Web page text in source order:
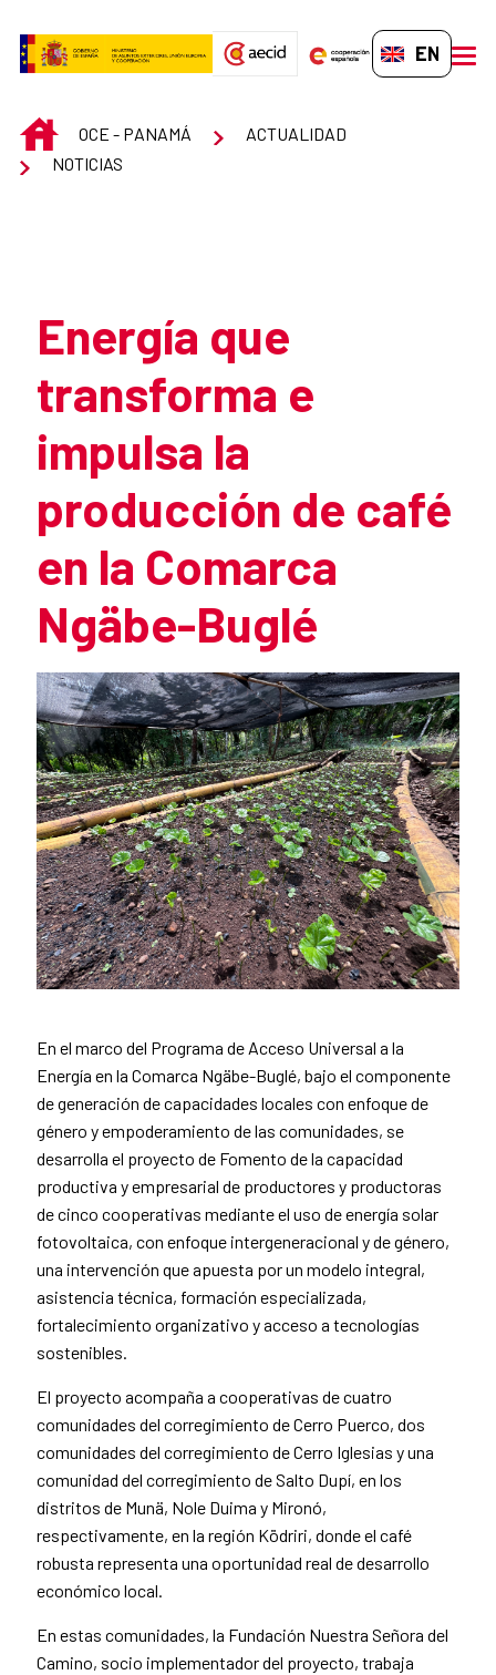
EN-GB
INICIOOCE - PANAMÁ
ACTUALIDAD
NOTICIAS
Energía que
transforma e
impulsa la
producción de café
en la Comarca
Ngäbe-Buglé
Summary of the news
News content
En el marco del Programa de Acceso Universal a la
Energía en la Comarca Ngäbe-Buglé, bajo el componente
de generación de capacidades locales con enfoque de
género y empoderamiento de las comunidades, se
desarrolla el proyecto de Fomento de la capacidad
productiva y empresarial de productores y productoras
de cinco cooperativas mediante el uso de energía solar
fotovoltaica, con enfoque intergeneracional y de género,
una intervención que apuesta por un modelo integral,
asistencia técnica, formación especializada,
fortalecimiento organizativo y acceso a tecnologías
sostenibles.
El proyecto acompaña a cooperativas de cuatro
comunidades del corregimiento de Cerro Puerco, dos
comunidades del corregimiento de Cerro Iglesias y una
comunidad del corregimiento de Salto Dupí, en los
distritos de Munä, Nole Duima y Mironó,
respectivamente, en la región Ködriri, donde el café
robusta representa una oportunidad real de desarrollo
económico local.
En estas comunidades, la Fundación Nuestra Señora del
Camino, socio implementador del proyecto, trabaja